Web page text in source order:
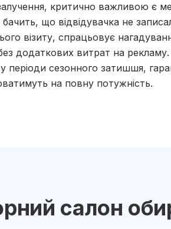
критично важливою є
що відвідувачка не
візиту, спрацьовує
додаткових витрат на
у періоди сезонного затишшя,
на повну потужність.
салон